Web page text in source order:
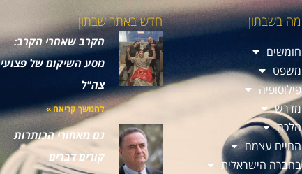
מה בשבתון
חומשים
משפט
פילוסופיה
מדרש
הלכה
החיים עצמם
בחברה הישראלית
חדש באתר שבתון
הקרב שאחרי הקרב:
מסע השיקום של פצועי
צה"ל
להמשך קריאה »
גם מאחורי הכותרות
קורים דברים